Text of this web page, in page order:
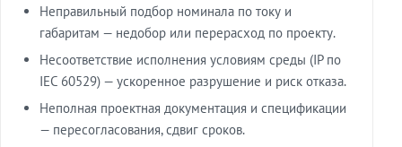
Неправильный подбор номинала по току и
габаритам — недобор или перерасход по проекту.
Несоответствие исполнения условиям среды (IP по
IEC 60529) — ускоренное разрушение и риск отказа.
Неполная проектная документация и спецификации
— пересогласования, сдвиг сроков.